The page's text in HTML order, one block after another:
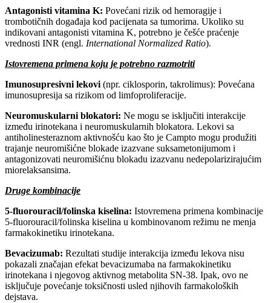
Antagonisti vitamina K: Povećani rizik od hemoragije i
trombotičnih događaja kod pacijenata sa tumorima. Ukoliko su
indikovani antagonisti vitamina K, potrebno je češće praćenje
vrednosti INR (engl. International Normalized Ratio).
Istovremena primena koju je potrebno razmotriti
Imunosupresivni lekovi(npr. ciklosporin, takrolimus): Povećana
imunosupresija sa rizikom od limfoproliferacije.
Neuromuskularni blokatori: Ne mogu se isključiti interakcije
između irinotekana i neuromuskularnih blokatora. Lekovi sa
antiholinesteraznom aktivnošću kao što je Campto mogu produžiti
trajanje neuromišićne blokade izazvane suksametonijumom i
antagonizovati neuromišićnu blokadu izazvanu nedepolarizirajućim
miorelaksansima.
Druge kombinacije
5-fluorouracil/folinska kiselina: Istovremena primena kombinacije
5-fluorouracil/folinska kiselina u kombinovanom režimu ne menja
farmakokinetiku irinotekana.
Bevacizumab: Rezultati studije interakcija između lekova nisu
pokazali značajan efekat bevacizumaba na farmakokinetiku
irinotekana i njegovog aktivnog metabolita SN-38. Ipak, ovo ne
isključuje povećanje toksičnosti usled njihovih farmakoloških
dejstava.